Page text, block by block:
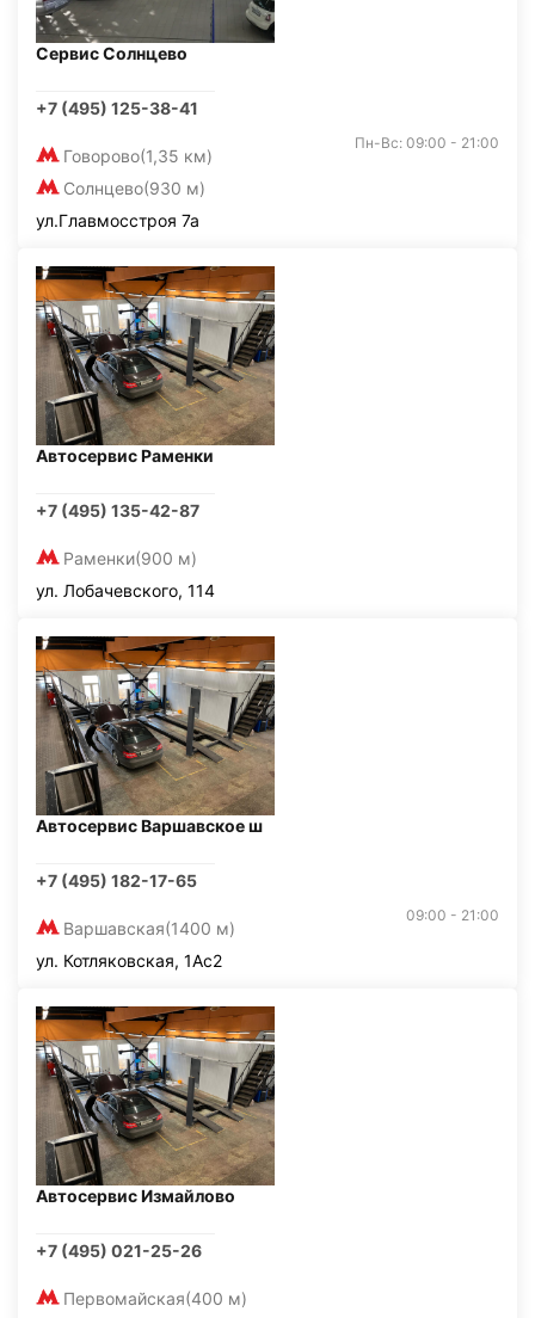
Сервис Солнцево
+7 (495) 125-38-41
Говорово(1,35 км)
Солнцево(930 м)
Пн-Вс: 09:00 - 21:00
ул.Главмосстроя 7а
Автосервис Раменки
+7 (495) 135-42-87
Раменки(900 м)
ул. Лобачевского, 114
Автосервис Варшавское ш
+7 (495) 182-17-65
Варшавская(1400 м)
09:00 - 21:00
ул. Котляковская, 1Ас2
Автосервис Измайлово
+7 (495) 021-25-26
Первомайская(400 м)